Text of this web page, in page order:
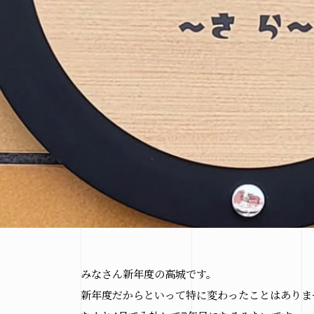
みなさん新年度の高城です。
新年度だからといって特に変わったことはあり